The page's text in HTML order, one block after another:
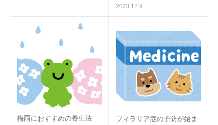
2023.12.9
梅雨におすすめの養生法
フィラリア症の予防が始ま